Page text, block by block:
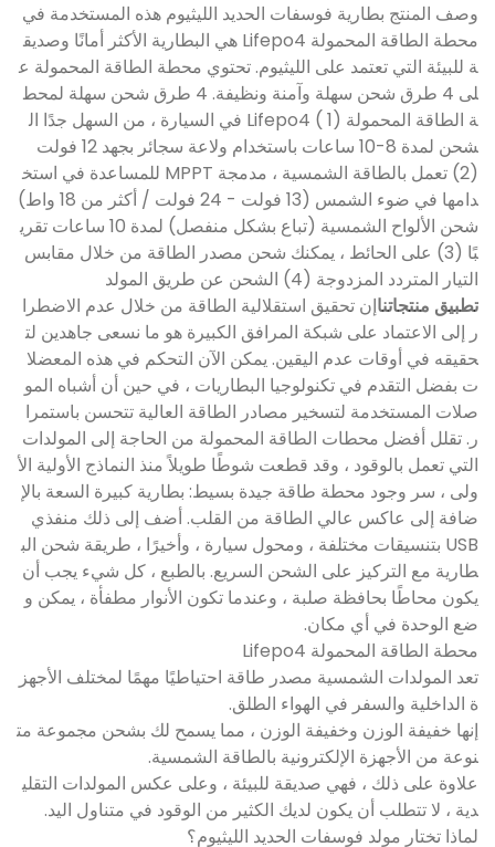
وصف المنتج بطارية فوسفات الحديد الليثيوم هذه المستخدمة في
محطة الطاقة المحمولة Lifepo4 هي البطارية الأكثر أمانًا وصديق
ة للبيئة التي تعتمد على الليثيوم. تحتوي محطة الطاقة المحمولة ع
لى 4 طرق شحن سهلة وآمنة ونظيفة. 4 طرق شحن سهلة لمحط
ة الطاقة المحمولة Lifepo4 ( 1) في السيارة ، من السهل جدًا ال
شحن لمدة 8-10 ساعات باستخدام ولاعة سجائر بجهد 12 فولت
(2) تعمل بالطاقة الشمسية ، مدمجة MPPT للمساعدة في استخ
دامها في ضوء الشمس (13 فولت - 24 فولت / أكثر من 18 واط)
شحن الألواح الشمسية (تباع بشكل منفصل) لمدة 10 ساعات تقري
بًا (3) على الحائط ، يمكنك شحن مصدر الطاقة من خلال مقابس
التيار المتردد المزدوجة (4) الشحن عن طريق المولد
تطبيق منتجاتناإن تحقيق استقلالية الطاقة من خلال عدم الاضطرا
ر إلى الاعتماد على شبكة المرافق الكبيرة هو ما نسعى جاهدين لت
حقيقه في أوقات عدم اليقين. يمكن الآن التحكم في هذه المعضلا
ت بفضل التقدم في تكنولوجيا البطاريات ، في حين أن أشباه المو
صلات المستخدمة لتسخير مصادر الطاقة العالية تتحسن باستمرا
ر. تقلل أفضل محطات الطاقة المحمولة من الحاجة إلى المولدات
التي تعمل بالوقود ، وقد قطعت شوطًا طويلاً منذ النماذج الأولية الأ
ولى ، سر وجود محطة طاقة جيدة بسيط: بطارية كبيرة السعة بالإ
ضافة إلى عاكس عالي الطاقة من القلب. أضف إلى ذلك منفذي
USB بتنسيقات مختلفة ، ومحول سيارة ، وأخيرًا ، طريقة شحن الب
طارية مع التركيز على الشحن السريع. بالطبع ، كل شيء يجب أن
يكون محاطًا بحافظة صلبة ، وعندما تكون الأنوار مطفأة ، يمكن و
ضع الوحدة في أي مكان.
محطة الطاقة المحمولة Lifepo4
تعد المولدات الشمسية مصدر طاقة احتياطيًا مهمًا لمختلف الأجهز
ة الداخلية والسفر في الهواء الطلق.
إنها خفيفة الوزن وخفيفة الوزن ، مما يسمح لك بشحن مجموعة مت
نوعة من الأجهزة الإلكترونية بالطاقة الشمسية.
علاوة على ذلك ، فهي صديقة للبيئة ، وعلى عكس المولدات التقلي
دية ، لا تتطلب أن يكون لديك الكثير من الوقود في متناول اليد.
لماذا تختار مولد فوسفات الحديد الليثيوم؟